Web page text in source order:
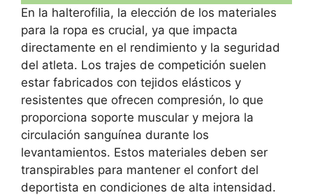
En la halterofilia, la elección de los materiales
para la ropa es crucial, ya que impacta
directamente en el rendimiento y la seguridad
del atleta. Los trajes de competición suelen
estar fabricados con tejidos elásticos y
resistentes que ofrecen compresión, lo que
proporciona soporte muscular y mejora la
circulación sanguínea durante los
levantamientos. Estos materiales deben ser
transpirables para mantener el confort del
deportista en condiciones de alta intensidad.